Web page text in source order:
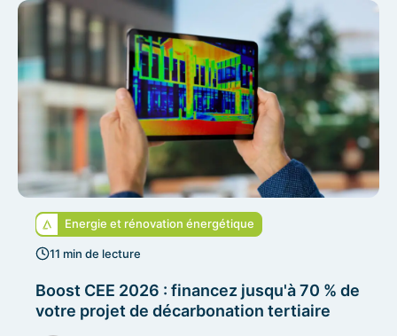
Energie et rénovation énergétique
11 min de lecture
Boost CEE 2026 : financez jusqu'à 70 % de
votre projet de décarbonation tertiaire